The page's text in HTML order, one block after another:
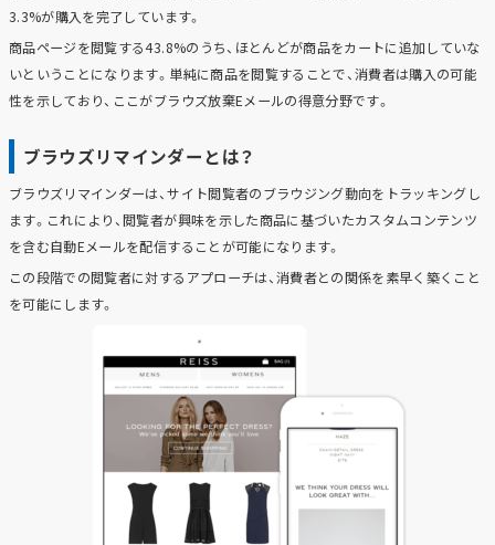
3.3%が購入を完了しています。
商品ページを閲覧する43.8%のうち、ほとんどが商品をカートに追加していな
いということになります。単純に商品を閲覧することで、消費者は購入の可能
性を示しており、ここがブラウズ放棄Eメールの得意分野です。
ブラウズリマインダーとは？
ブラウズリマインダーは、サイト閲覧者のブラウジング動向をトラッキングし
ます。これにより、閲覧者が興味を示した商品に基づいたカスタムコンテンツ
を含む自動Eメールを配信することが可能になります。
この段階での閲覧者に対するアプローチは、消費者との関係を素早く築くこと
を可能にします。